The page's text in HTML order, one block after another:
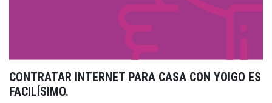
CONTRATAR INTERNET PARA CASA CON YOIGO ES
FACILÍSIMO.